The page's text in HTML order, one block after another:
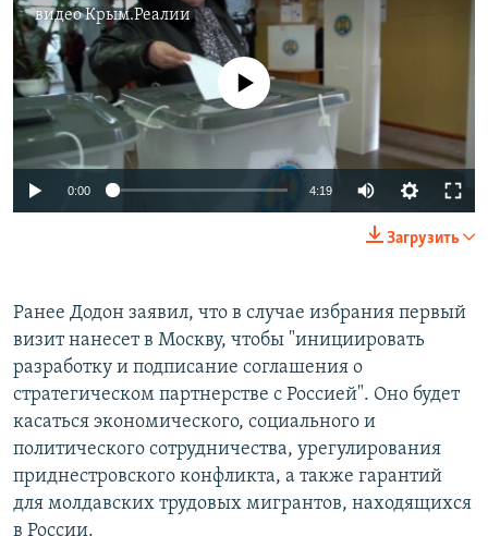
видеоКрым.Реалии
No media source currently available
0:00 4:19
Загрузить
Ранее Додон заявил, что в случае избрания первый
визит нанесет в Москву, чтобы "инициировать
разработку и подписание соглашения о
стратегическом партнерстве с Россией". Оно будет
касаться экономического, социального и
политического сотрудничества, урегулирования
приднестровского конфликта, а также гарантий
для молдавских трудовых мигрантов, находящихся
в России.